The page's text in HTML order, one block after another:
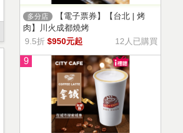
多分店
【電子票券】【台北 | 烤
肉】川火成都燒烤
9.5折 $950元起 12人已購買
9